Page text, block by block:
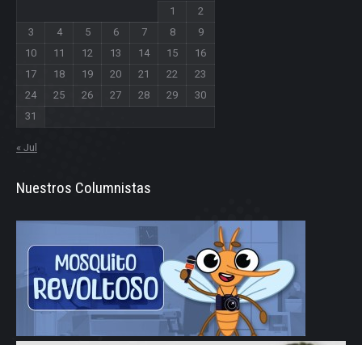
1
2
3
4 5 6 7 8
9
10
11 12 13 14 15
16
17
18 19 20 21 22
23
24
25 26 27 28 29
30
31
« Jul
Nuestros Columnistas